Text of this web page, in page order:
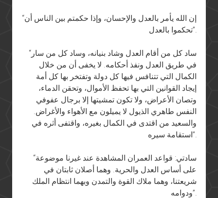
“إن الله يأمر بالعدل والإحسان، وإذا حكمتم بين الناس أن
تحكموا بالعدل”.
“ساد كل من أقام العدل وشاد بنيانه، وساد كل من سار
في طريق العدل ونفذ أحكامه. لا يخفى أن من خلال
الكمال التي تتنافس فيها كل دولة وتفتخر بها كل أمة
إيجاد القوانين التي بها تحفظ الأموال، وتحقن الدماء،
وتصان الأعراض، ولا تكون تمشيتها إلا برجال عفوفي
النفس طاهري الذيول لا يميلون مع الأهواء والأغراض.
والسعيد من اقتدى في الكمال بغيره، واقتفى أثره في
استقامة سيره”.
“سادتي: قواعد العمران المشاهدة عند غيرنا موضوعة
على أساس العدل والحرية. وهما أصلان ثابتان في
شريعتنا، وهما ملاك القوة والتمدن وبهما انتظام الملك
ودوامه”.